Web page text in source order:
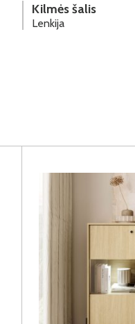
Kilmės šalis
Lenkija